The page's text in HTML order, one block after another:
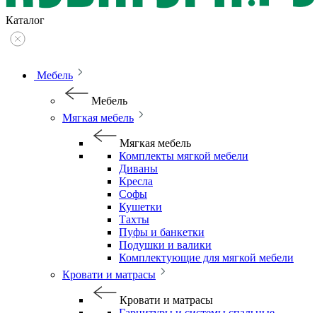
Каталог
Мебель
Мебель
Мягкая мебель
Мягкая мебель
Комплекты мягкой мебели
Диваны
Кресла
Софы
Кушетки
Тахты
Пуфы и банкетки
Подушки и валики
Комплектующие для мягкой мебели
Кровати и матрасы
Кровати и матрасы